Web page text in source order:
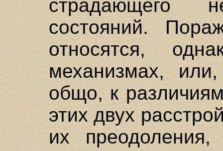
страдающего
состояний.
относятся,
механизмах,
общо, к
этих двух
их